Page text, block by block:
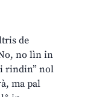
de
no lìn in
rindin” nol
ma pal